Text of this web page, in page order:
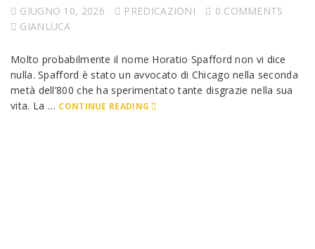
GIUGNO 10, 2026 PREDICAZIONI
0 COMMENTS
GIANLUCA
Molto probabilmente il nome Horatio Spafford non vi dice
nulla. Spafford è stato un avvocato di Chicago nella seconda
metà dell’800 che ha sperimentato tante disgrazie nella sua
vita. La … CONTINUE READING